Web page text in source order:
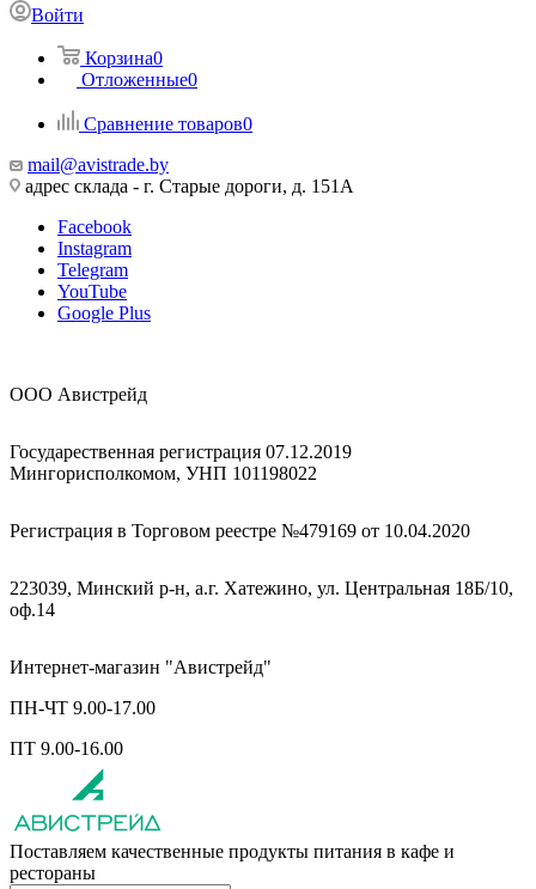
Войти
Корзина0
Отложенные0
Сравнение товаров0
mail@avistrade.by
адрес склада - г. Старые дороги, д. 151А
Facebook
Instagram
Telegram
YouTube
Google Plus
ООО Авистрейд
Государественная регистрация 07.12.2019
Мингорисполкомом, УНП 101198022
Регистрация в Торговом реестре №479169 от 10.04.2020
223039, Минский р-н, а.г. Хатежино, ул. Центральная 18Б/10,
оф.14
Интернет-магазин "Авистрейд"
ПН-ЧТ 9.00-17.00
ПТ 9.00-16.00
Поставляем качественные продукты питания в кафе и
рестораны